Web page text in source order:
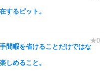
するピット。
間暇を省けることだけではな
しめること。